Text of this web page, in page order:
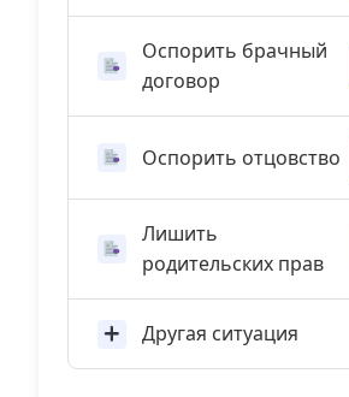
Оспорить брачный
договор
Оспорить отцовство
Лишить
родительских прав
Другая ситуация